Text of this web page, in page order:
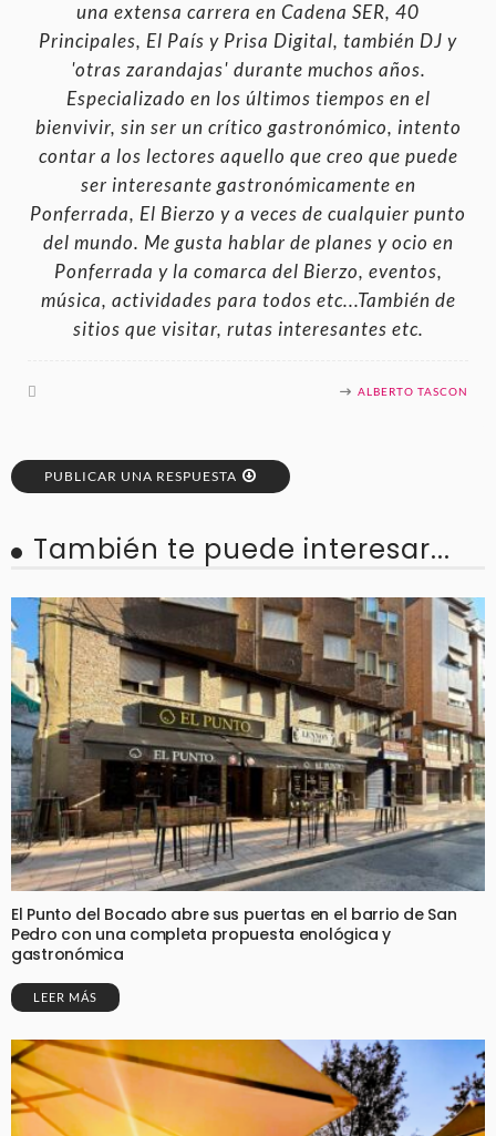
una extensa carrera en Cadena SER, 40
Principales, El País y Prisa Digital, también DJ y
'otras zarandajas' durante muchos años.
Especializado en los últimos tiempos en el
bienvivir, sin ser un crítico gastronómico, intento
contar a los lectores aquello que creo que puede
ser interesante gastronómicamente en
Ponferrada, El Bierzo y a veces de cualquier punto
del mundo. Me gusta hablar de planes y ocio en
Ponferrada y la comarca del Bierzo, eventos,
música, actividades para todos etc...También de
sitios que visitar, rutas interesantes etc.
ALBERTO TASCON
PUBLICAR UNA RESPUESTA
También te puede interesar...
El Punto del Bocado abre sus puertas en el barrio de San
Pedro con una completa propuesta enológica y
gastronómica
LEER MÁS